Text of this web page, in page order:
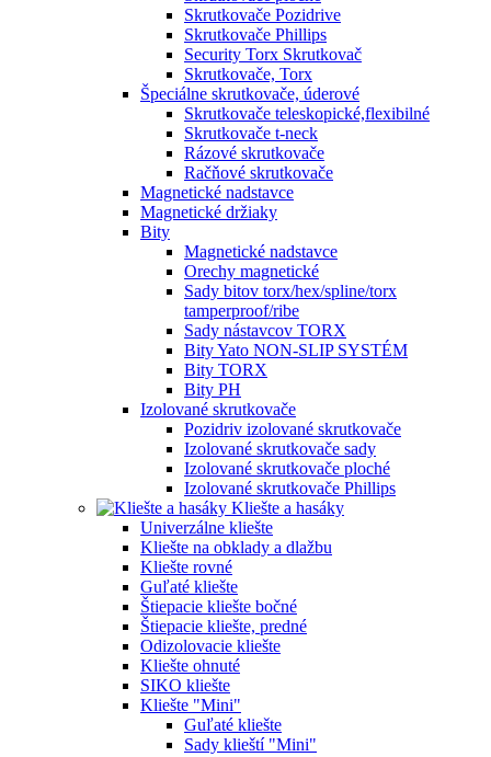
Skrutkovače Pozidrive
Skrutkovače Phillips
Security Torx Skrutkovač
Skrutkovače, Torx
Špeciálne skrutkovače, úderové
Skrutkovače teleskopické,flexibilné
Skrutkovače t-neck
Rázové skrutkovače
Račňové skrutkovače
Magnetické nadstavce
Magnetické držiaky
Bity
Magnetické nadstavce
Orechy magnetické
Sady bitov torx/hex/spline/torx
tamperproof/ribe
Sady nástavcov TORX
Bity Yato NON-SLIP SYSTÉM
Bity TORX
Bity PH
Izolované skrutkovače
Pozidriv izolované skrutkovače
Izolované skrutkovače sady
Izolované skrutkovače ploché
Izolované skrutkovače Phillips
Kliešte a hasáky
Univerzálne kliešte
Kliešte na obklady a dlažbu
Kliešte rovné
Guľaté kliešte
Štiepacie kliešte bočné
Štiepacie kliešte, predné
Odizolovacie kliešte
Kliešte ohnuté
SIKO kliešte
Kliešte "Mini"
Guľaté kliešte
Sady klieští "Mini"